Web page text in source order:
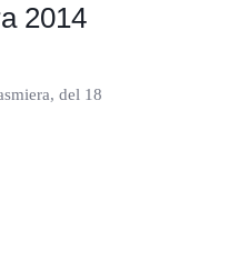
2014
del 18